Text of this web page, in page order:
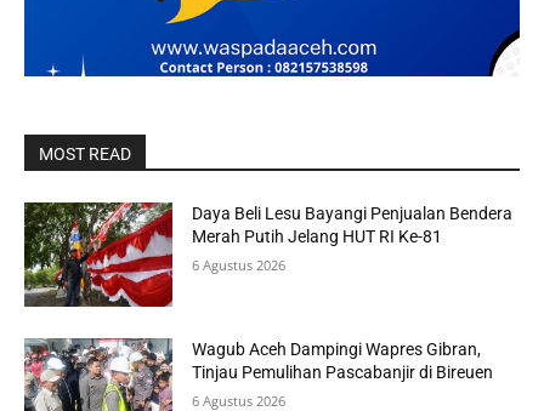
MOST READ
Daya Beli Lesu Bayangi Penjualan Bendera
Merah Putih Jelang HUT RI Ke-81
6 Agustus 2026
Wagub Aceh Dampingi Wapres Gibran,
Tinjau Pemulihan Pascabanjir di Bireuen
6 Agustus 2026